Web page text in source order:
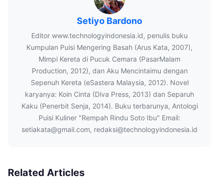
Setiyo Bardono
Editor www.technologyindonesia.id, penulis buku
Kumpulan Puisi Mengering Basah (Arus Kata, 2007),
Mimpi Kereta di Pucuk Cemara (PasarMalam
Production, 2012), dan Aku Mencintaimu dengan
Sepenuh Kereta (eSastera Malaysia, 2012). Novel
karyanya: Koin Cinta (Diva Press, 2013) dan Separuh
Kaku (Penerbit Senja, 2014). Buku terbarunya, Antologi
Puisi Kuliner "Rempah Rindu Soto Ibu" Email:
setiakata@gmail.com, redaksi@technologyindonesia.id
Related Articles